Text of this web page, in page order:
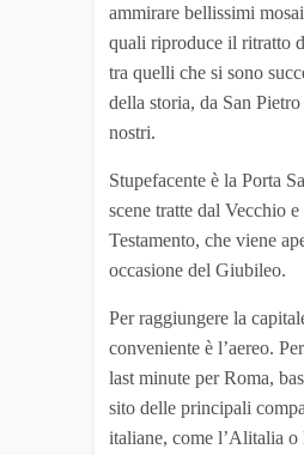
ammirare bellissimi
quali riproduce il ritratto
tra quelli che si sono
della storia, da San
nostri.
Stupefacente è la Porta
scene tratte dal Vecchio
Testamento, che viene
occasione del Giubileo.
Per raggiungere la
conveniente è l’aereo.
last minute per Roma,
sito delle principali
italiane, come l’Alitalia o